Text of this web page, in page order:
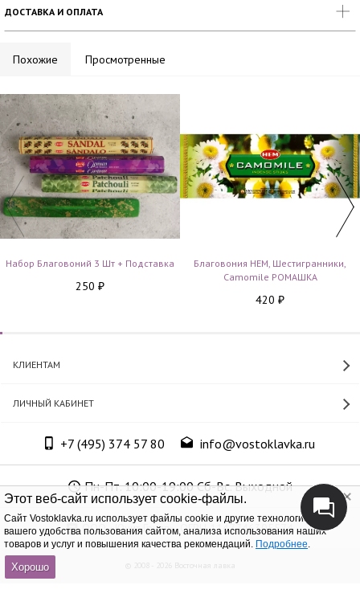
Этот веб-сайт использует cookie-файлы.
Cайт Vostoklavka.ru использует файлы cookie и другие технологии для
вашего удобства пользования сайтом, анализа использования наших
товаров и услуг и повышения качества рекомендаций. Подробнее.
Хорошо
ДОСТАВКА И ОПЛАТА
Похожие Просмотренные
Набор Благовоний 3 Шт + Подставка
250 ₽
Благовония HEM, Шестигранники,
Camomile РОМАШКА
420 ₽
КЛИЕНТАМ
ЛИЧНЫЙ КАБИНЕТ
+7 (495) 374 57 80 info@vostoklavka.ru
Пн-Пт. 10:00-19:00 Сб-Вс. Выходной
ООО «Юнит Групп», ОГРН 1147746305574